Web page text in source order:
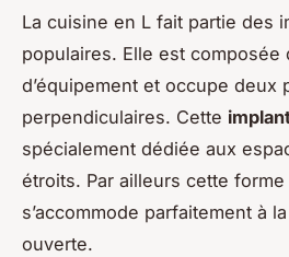
La cuisine en L fait partie des
populaires. Elle est composée
d’équipement et occupe deux
perpendiculaires. Cette
spécialement dédiée aux
étroits. Par ailleurs cette forme
s’accommode parfaitement à la
ouverte.